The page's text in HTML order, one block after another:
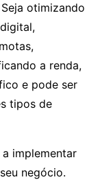
otimizando
a renda,
e pode ser
tipos de
implementar
negócio.